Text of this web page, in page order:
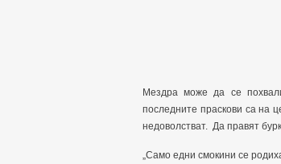
Мездра може да се
последните праскови са на
недоволстват. Да правят
„Само едни смокини се